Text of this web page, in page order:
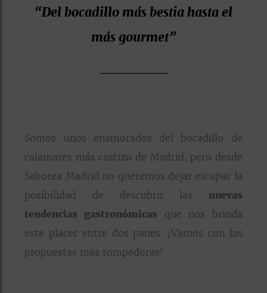
“Del bocadillo más bestia hasta el
más gourmet”
Somos unos enamorados del bocadillo de
calamares más castizo de Madrid, pero desde
Saborea Madrid no queremos dejar escapar la
posibilidad de descubrir las nuevas
tendencias gastronómicas que nos brinda
este placer entre dos panes. ¡Vamos con las
propuestas más rompedoras!